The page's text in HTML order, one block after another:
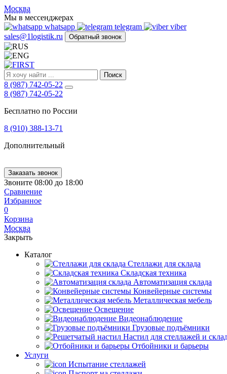
FIRST
Адрес
и
телефон:
Москва,
Алтуфьевское
ш.
д.
48,
корпус
2,
офис
127549
Россия
250-
21-
51,
E-
mail:
sales@1Logistik.ru
Москва
Мы в мессенджерах
whatsapp
telegram
viber
sales@1logistik.ru
Обратный звонок
Поиск
8 (987) 742-05-22
8 (987) 742-05-22
Бесплатно по России
8 (910) 388-13-71
Дополнительный
Заказать звонок
Звоните 08:00 до 18:00
Сравнение
Избранное
0
Корзина
Москва
Закрыть
Каталог
Cтеллажи для склада
Складская техника
Автоматизация склада
Конвейерные системы
Металлическая мебель
Освещение
Видеонаблюдение
Грузовые подъёмники
Настил для стеллажей и
Отбойники и барьеры
Услуги
Испытание стеллажей